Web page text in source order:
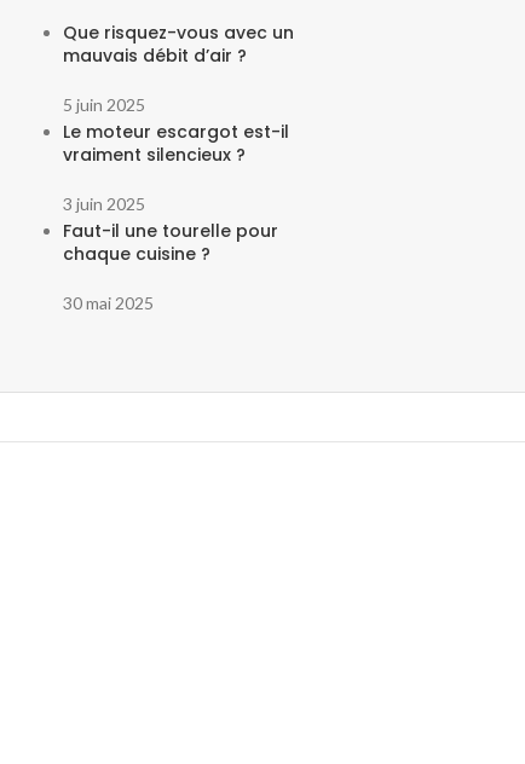
Que risquez-vous avec un
mauvais débit d’air ?
5 juin 2025
Le moteur escargot est-il
vraiment silencieux ?
3 juin 2025
Faut-il une tourelle pour
chaque cuisine ?
30 mai 2025